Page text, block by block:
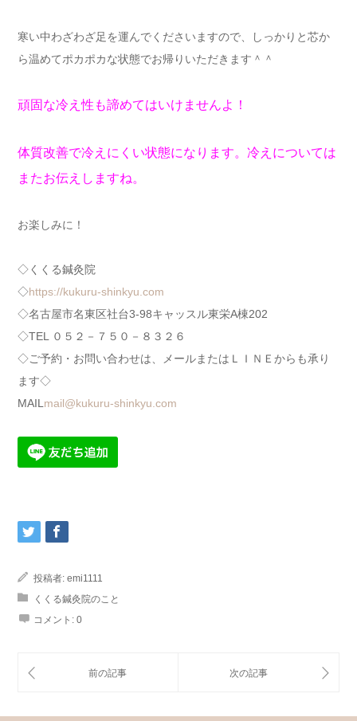
寒い中わざわざ足を運んでくださいますので、しっかりと芯か
ら温めてポカポカな状態でお帰りいただきます＾＾
頑固な冷え性も諦めてはいけませんよ！
体質改善で冷えにくい状態になります。冷えについては
またお伝えしますね。
お楽しみに！
◇くくる鍼灸院
◇https://kukuru-shinkyu.com
◇名古屋市名東区社台3-98キャッスル東栄A棟202
◇TEL ０５２－７５０－８３２６
◇ご予約・お問い合わせは、メールまたはＬＩＮＥからも承り
ます◇
MAILmail@kukuru-shinkyu.com
投稿者: emi1111
くくる鍼灸院のこと
コメント: 0